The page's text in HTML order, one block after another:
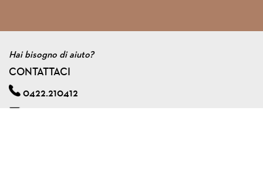
Hai bisogno di aiuto?
CONTATTACI
0422.210412